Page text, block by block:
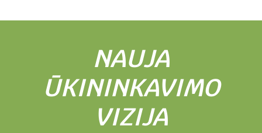
NAUJA
ŪKININKAVIMO
VIZIJA